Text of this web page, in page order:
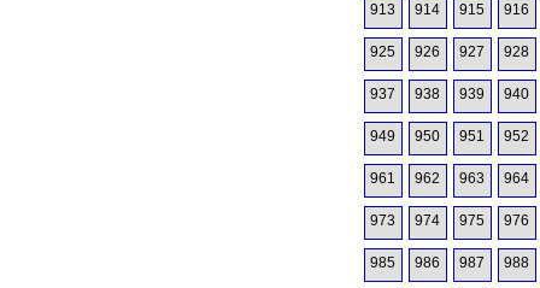
913 914 915 916
925 926 927 928
937 938 939 940
949 950 951 952
961 962 963 964
973 974 975 976
985 986 987 988